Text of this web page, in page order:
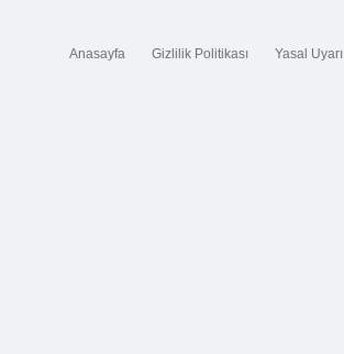
Anasayfa Gizlilik Politikası Yasal Uyarı